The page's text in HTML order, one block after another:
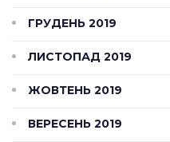
ГРУДЕНЬ 2019
ЛИСТОПАД 2019
ЖОВТЕНЬ 2019
ВЕРЕСЕНЬ 2019